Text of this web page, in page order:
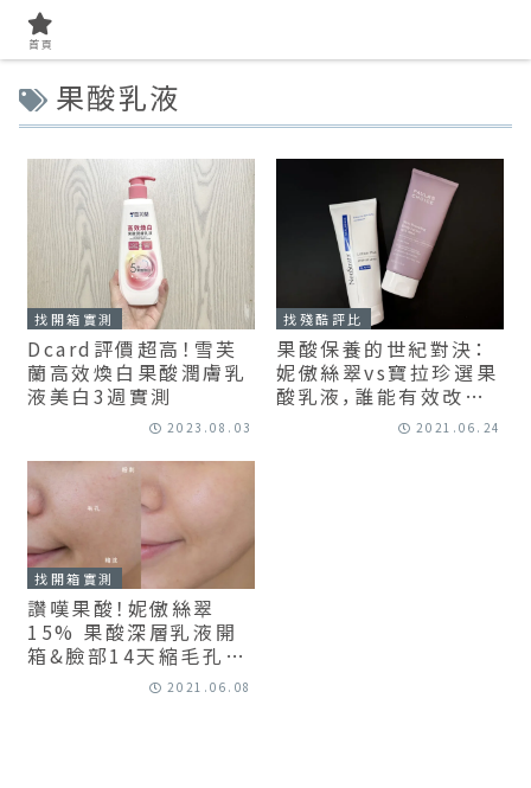
果酸乳液
找開箱實測
Dcard評價超高！雪芙
蘭高效煥白果酸潤膚乳
液美白3週實測
2023.08.03
找殘酷評比
果酸保養的世紀對決：
妮傲絲翠vs寶拉珍選果
酸乳液，誰能有效改善
2021.06.24
找開箱實測
讚嘆果酸！妮傲絲翠
15% 果酸深層乳液開
箱&臉部14天縮毛孔實
2021.06.08
首頁